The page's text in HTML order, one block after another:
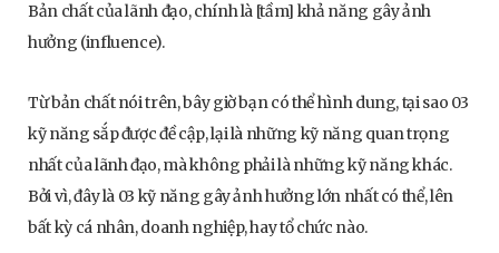
Bản chất của lãnh đạo, chính là [tầm] khả năng gây ảnh
hưởng (influence).
Từ bản chất nói trên, bây giờ bạn có thể hình dung, tại sao 03
kỹ năng sắp được đề cập, lại là những kỹ năng quan trọng
nhất của lãnh đạo, mà không phải là những kỹ năng khác.
Bởi vì, đây là 03 kỹ năng gây ảnh hưởng lớn nhất có thể, lên
bất kỳ cá nhân, doanh nghiệp, hay tổ chức nào.